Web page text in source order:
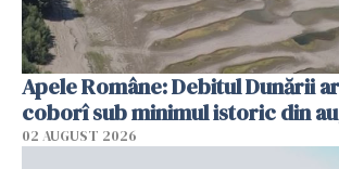
Apele Române: Debitul Dunării
coborî sub minimul istoric din
02 AUGUST 2026